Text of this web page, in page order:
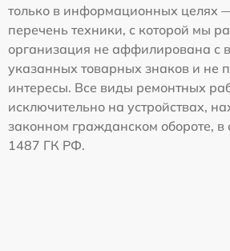
только в информационных целях
перечень техники, с которой мы
организация не аффилирована с
указанных товарных знаков и не
интересы. Все виды ремонтных
исключительно на устройствах,
законном гражданском обороте, в
1487 ГК РФ.